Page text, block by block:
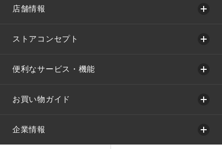
店舗情報
ストアコンセプト
便利なサービス・機能
お買い物ガイド
企業情報